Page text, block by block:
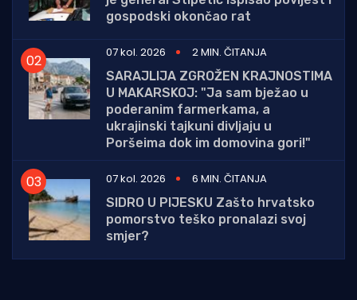
gospodski okončao rat
07 kol. 2026
2 MIN. ČITANJA
SARAJLIJA ZGROŽEN KRAJNOSTIMA
U MAKARSKOJ: "Ja sam bježao u
poderanim farmerkama, a
ukrajinski tajkuni divljaju u
Poršeima dok im domovina gori!"
07 kol. 2026
6 MIN. ČITANJA
SIDRO U PIJESKU Zašto hrvatsko
pomorstvo teško pronalazi svoj
smjer?